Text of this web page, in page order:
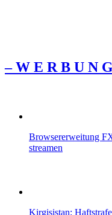
– W Ε R Β U Ν
Browsererweitung
streamen
Kirgisistan: